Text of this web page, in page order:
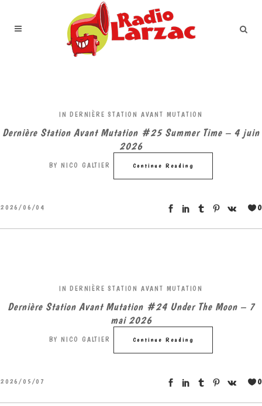
IN DERNIÈRE STATION AVANT MUTATION
Dernière Station Avant Mutation #25 Summer Time – 4 juin
2026
BY NICO GALTIER Continue Reading
2026/06/04 0
IN DERNIÈRE STATION AVANT MUTATION
Dernière Station Avant Mutation #24 Under The Moon – 7
mai 2026
BY NICO GALTIER Continue Reading
2026/05/07 0